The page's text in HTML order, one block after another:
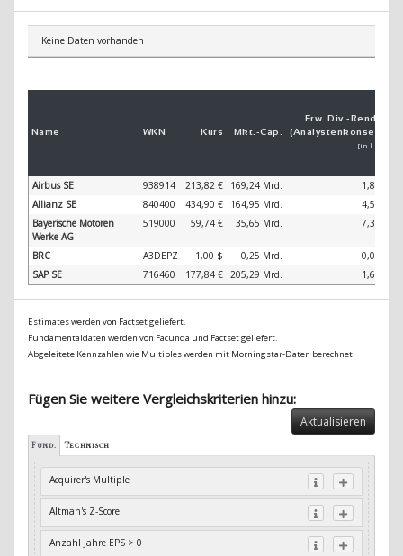
Keine Daten vorhanden
Name WKN Kurs Mkt.-Cap.
Erw. Div.- Ren­di­te
(Analystenkonsens)
[in 1 Jahr]
Airbus SE 938914 213,82 € 169,24 Mrd.
1,86 %
Allianz SE
840400 434,90 € 164,95 Mrd.
4,59 %
Bayerische Motoren
Werke AG
519000 59,74 € 35,65 Mrd. 7,37 %
BRC A3DEPZ 1,00 $ 0,25 Mrd.
0,00 %
SAP SE
716460 177,84 € 205,29 Mrd. 1,64 %
Estimates werden von Factset geliefert.
Fundamentaldaten werden von Facunda und Factset geliefert.
Abgeleitete Kennzahlen wie Multiples werden mit Morningstar-Daten berechnet
Fügen Sie weitere Vergleichskriterien hinzu:
Aktualisieren
Fund. Technisch
Acquirer's Multiple
Altman's Z-Score
Anzahl Jahre EPS > 0